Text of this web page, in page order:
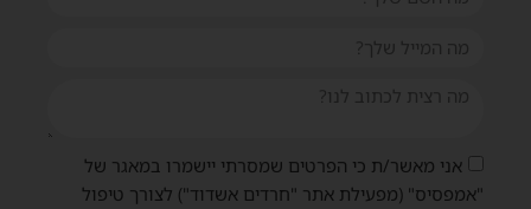
אני מאשר/ת כי הפרטים שמסרתי יישמרו במאגר של
"אמפסיס" (מפעילת אתר "חרדים אשדוד") לצורך טיפול